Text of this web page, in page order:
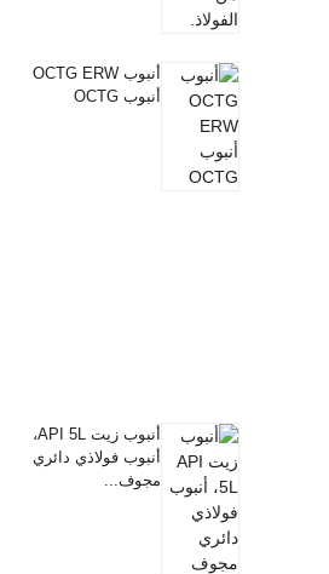
أنبوب OCTG ERW
أنبوب OCTG
أنبوب زيت API 5L،
أنبوب فولاذي دائري
مجوف...